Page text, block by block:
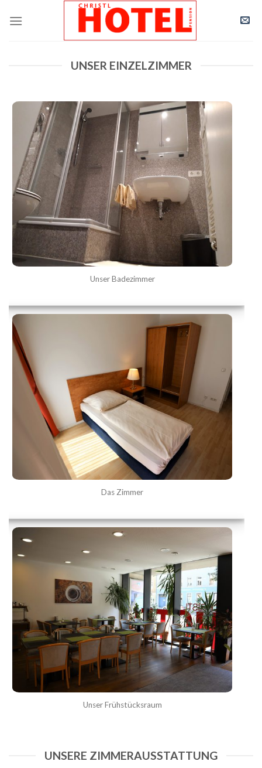
UNSER EINZELZIMMER
Unser Badezimmer
Das Zimmer
Unser Frühstücksraum
UNSERE ZIMMERAUSSTATTUNG